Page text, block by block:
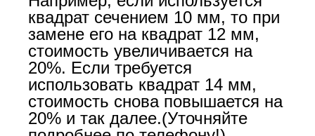
квадрат сечением 10 мм, то при
замене его на квадрат 12 мм,
стоимость увеличивается на
20%. Если требуется
использовать квадрат 14 мм,
стоимость снова повышается на
20% и так далее.(Уточняйте